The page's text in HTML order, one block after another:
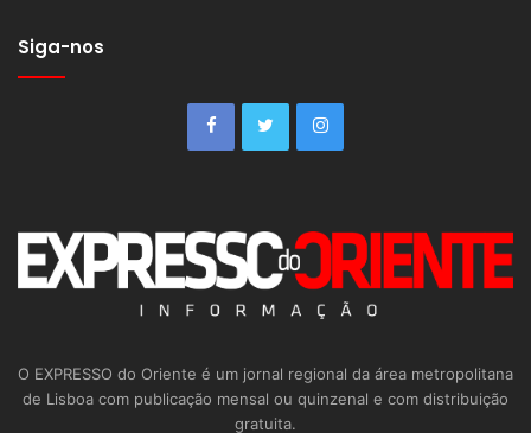
Siga-nos
O EXPRESSO do Oriente é um jornal regional da área metropolitana
de Lisboa com publicação mensal ou quinzenal e com distribuição
gratuita.